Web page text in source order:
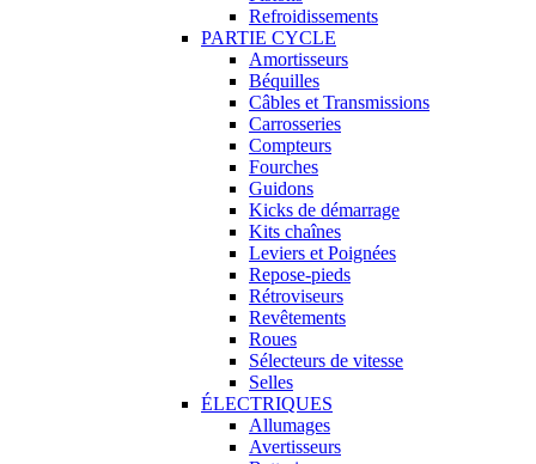
Refroidissements
PARTIE CYCLE
Amortisseurs
Béquilles
Câbles et Transmissions
Carrosseries
Compteurs
Fourches
Guidons
Kicks de démarrage
Kits chaînes
Leviers et Poignées
Repose-pieds
Rétroviseurs
Revêtements
Roues
Sélecteurs de vitesse
Selles
ÉLECTRIQUES
Allumages
Avertisseurs